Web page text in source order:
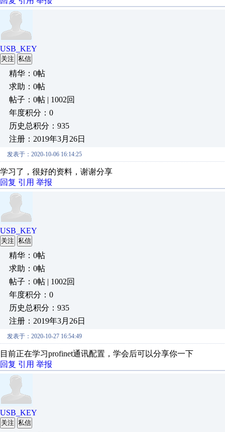
USB_KEY
关注 私信
精华：0帖
求助：0帖
帖子：0帖 | 1002回
年度积分：0
历史总积分：935
注册：2019年3月26日
发表于：2020-10-06 16:14:25
学习了，很好的资料，谢谢分享
回复 引用 举报
USB_KEY
关注 私信
精华：0帖
求助：0帖
帖子：0帖 | 1002回
年度积分：0
历史总积分：935
注册：2019年3月26日
发表于：2020-10-27 16:54:49
目前正在学习profinet通讯配置，学会后可以分享你一下
回复 引用 举报
USB_KEY
关注 私信